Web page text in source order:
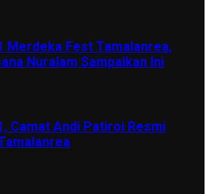
Merdeka Fest Tamalanrea,
Nuralam Sampaikan Ini
Camat Andi Patiroi Resmi